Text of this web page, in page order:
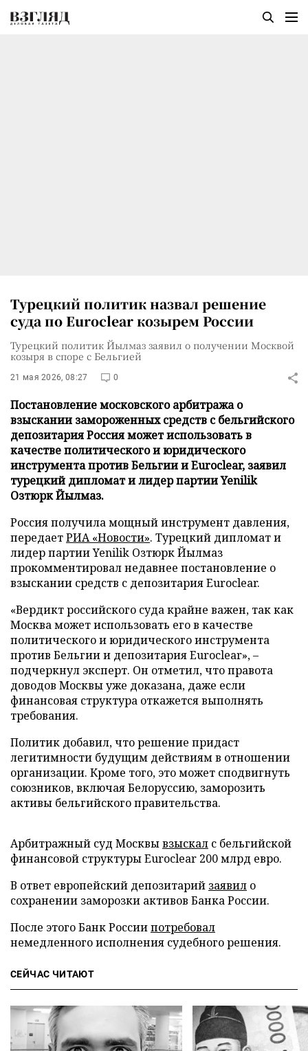
Турецкий политик назвал решение
суда по Euroclear козырем России
Турецкий политик Йылмаз заявил о получении Москвой
козыря в споре с Бельгией
21 мая 2026, 08:27 0
Постановление московского арбитража о
взыскании замороженных средств с бельгийского
депозитария Россия может использовать в
качестве политического и юридического
инструмента против Бельгии и Euroclear, заявил
турецкий дипломат и лидер партии Yenilik
Озтюрк Йылмаз.
Россия получила мощный инструмент давления,
передаетРИА «Новости». Турецкий дипломат и
лидер партии Yenilik Озтюрк Йылмаз
прокомментировал недавнее постановление о
взыскании средств с депозитария Euroclear.
«Вердикт российского суда крайне важен, так как
Москва может использовать его в качестве
политического и юридического инструмента
против Бельгии и депозитария Euroclear», –
подчеркнул эксперт. Он отметил, что правота
доводов Москвы уже доказана, даже если
финансовая структура откажется выполнять
требования.
Политик добавил, что решение придаст
легитимности будущим действиям в отношении
организации. Кроме того, это может сподвигнуть
союзников, включая Белоруссию, заморозить
активы бельгийского правительства.
Арбитражный суд Москвывзыскал с бельгийской
финансовой структуры Euroclear 200 млрд евро.
В ответ европейский депозитарий заявил о
сохранении заморозки активов Банка России.
После этого Банк Россиипотребовал
немедленного исполнения судебного решения.
СЕЙЧАС ЧИТАЮТ